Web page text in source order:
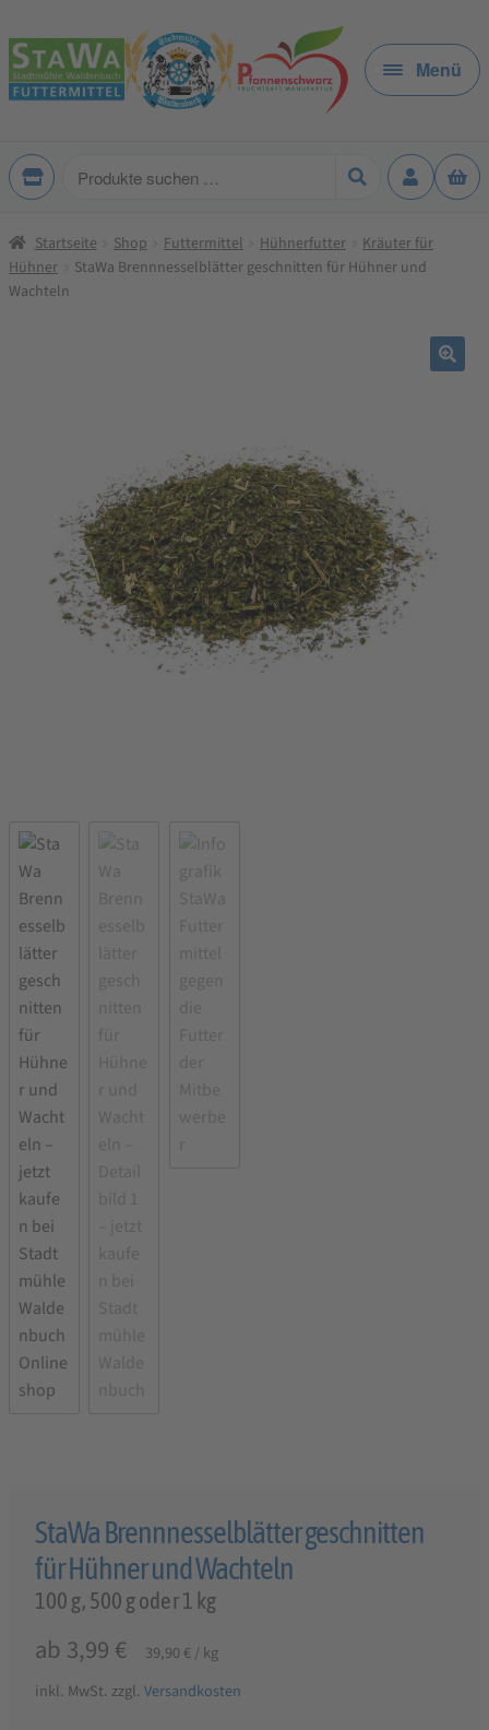
Zur
Navigation
springen
Zum
Inhalt
springen
Menü
Produkte
Startseite Shop Futtermittel Hühnerfutter
Kräuter für
Hühner
StaWa Brennnesselblätter geschnitten für Hühner und
Wachteln
StaWa Brennnesselblätter geschnitten
für Hühner und Wachteln
100 g, 500 g oder 1 kg
ab 3,99 € 39,90 €/kg
inkl. MwSt. zzgl. Versandkosten